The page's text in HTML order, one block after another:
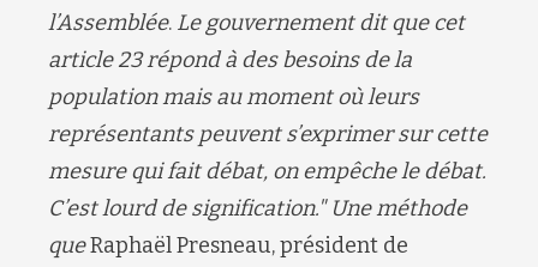
l’Assemblée. Le gouvernement dit que cet
article 23 répond à des besoins de la
population mais au moment où leurs
représentants peuvent s’exprimer sur cette
mesure qui fait débat, on empêche le débat.
C’est lourd de signification." Une méthode
queRaphaël Presneau, président de